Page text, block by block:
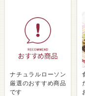
ナチュラルローソン
厳選のおすすめ商品
です